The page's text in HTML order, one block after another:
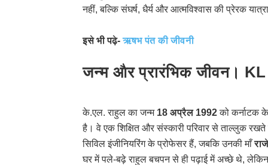
नहीं, बल्कि संघर्ष, धैर्य और आत्मविश्वास की प्रेरक
इसे भी पढ़े-ऋषभ पंत की जीवनी
जन्म और प्रारंभिक जीवन।
के.एल. राहुल का जन्म 18 अप्रैल 1992को कर्नाटक
है। वे एक शिक्षित और संस्कारी परिवार से ताल्लुक
सिविल इंजीनियरिंग के प्रोफेसर हैं, जबकि उनकी माँ
घर में पले-बढ़े राहुल बचपन से ही पढ़ाई में अच्छे थे,